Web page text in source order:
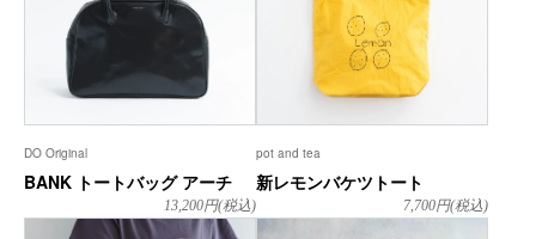
DO Original
BANK トートバッグ アーチ
13,200円(税込)
pot and tea
新レモンバケツトート
7,700円(税込)